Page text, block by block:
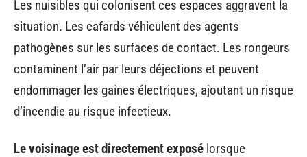
Les nuisibles qui colonisent ces espaces aggravent la
situation. Les cafards véhiculent des agents
pathogènes sur les surfaces de contact. Les rongeurs
contaminent l’air par leurs déjections et peuvent
endommager les gaines électriques, ajoutant un risque
d’incendie au risque infectieux.
Le voisinage est directement exposé lorsque